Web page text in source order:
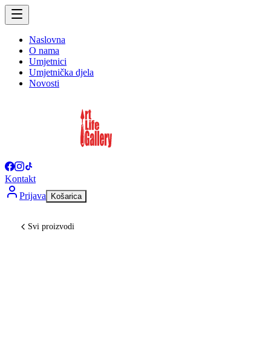
Naslovna
O nama
Umjetnici
Umjetnička djela
Novosti
Kontakt
Prijava
Košarica
Svi proizvodi